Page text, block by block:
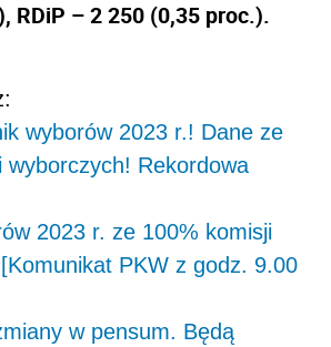
RDiP – 2 250 (0,35 proc.).
wyborów 2023 r.! Dane ze
wyborczych! Rekordowa
2023 r. ze 100% komisji
PKW z godz. 9.00
w pensum. Będą